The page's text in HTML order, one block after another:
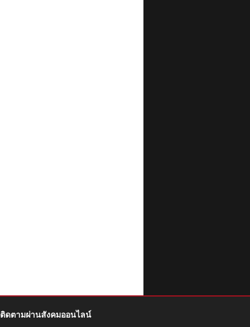
ติดตามผ่านสังคมออนไลน์